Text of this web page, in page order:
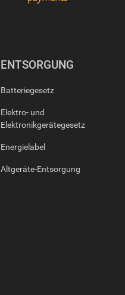
ENTSORGUNG
Batteriegesetz
Elektro- und
Elektronikgerätegesetz
Energielabel
Altgeräte-Entsorgung